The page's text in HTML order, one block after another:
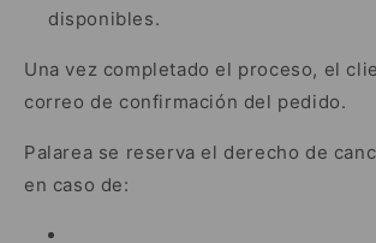
disponibles.
Una vez completado el proceso, el
correo de confirmación del pedido.
Palarea se reserva el derecho de
en caso de: